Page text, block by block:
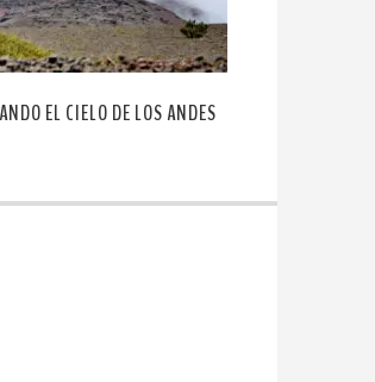
EL CIELO DE LOS ANDES